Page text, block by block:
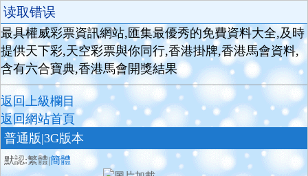
读取错误
最具權威彩票資訊網站,匯集最優秀的免費資料大全,及時
提供天下彩,天空彩票與你同行,香港掛牌,香港馬會資料,
含有六合寶典,香港馬會開獎結果
返回上級欄目
返回網站首頁
普通版|3G版本
默認:繁體|簡體